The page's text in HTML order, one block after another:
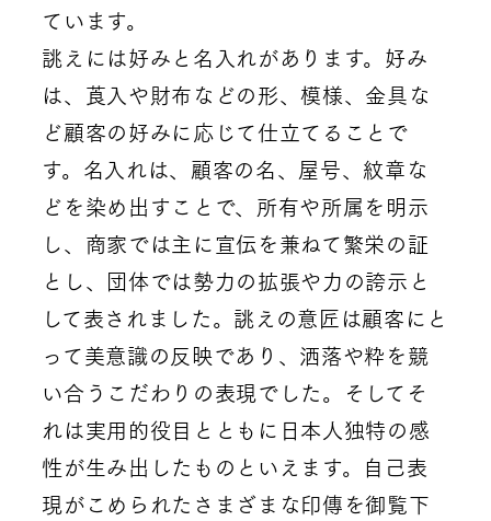
ています。
誂えには好みと名入れがあります。好み
は、莨入や財布などの形、模様、金具な
ど顧客の好みに応じて仕立てることで
す。名入れは、顧客の名、屋号、紋章な
どを染め出すことで、所有や所属を明示
し、商家では主に宣伝を兼ねて繁栄の証
とし、団体では勢力の拡張や力の誇示と
して表されました。誂えの意匠は顧客にと
って美意識の反映であり、洒落や粋を競
い合うこだわりの表現でした。そしてそ
れは実用的役目とともに日本人独特の感
性が生み出したものといえます。自己表
現がこめられたさまざまな印傳を御覧下